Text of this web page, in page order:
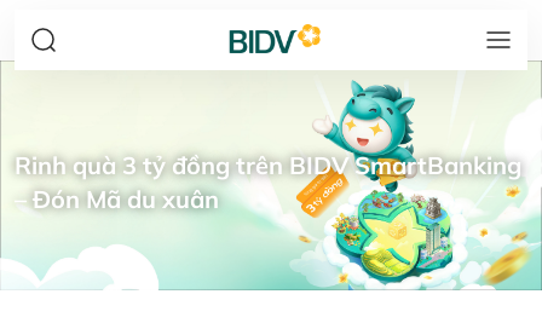
Rinh quà 3 tỷ đồng trên BIDV SmartBanking
– Đón Mã du xuân